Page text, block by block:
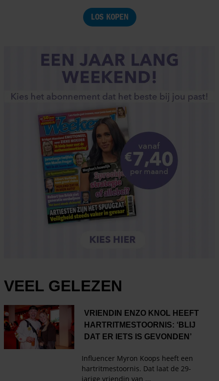
LOS KOPEN